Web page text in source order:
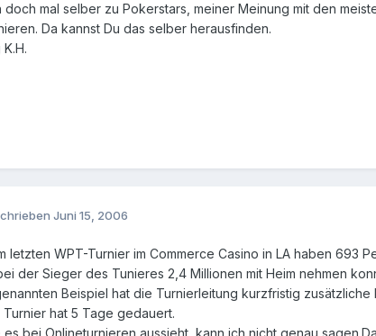
doch mal selber zu Pokerstars, meiner Meinung mit den
Da kannst Du das selber herausfinden.
Juni 15, 2006
letzten WPT-Turnier im Commerce Casino in LA haben 693
der Sieger des Tunieres 2,4 Millionen mit Heim nehmen
Beispiel hat die Turnierleitung kurzfristig
Turnier hat 5 Tage gedauert.